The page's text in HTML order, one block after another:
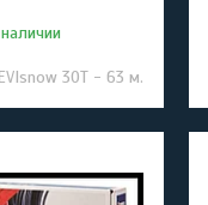
30T - 63 м.